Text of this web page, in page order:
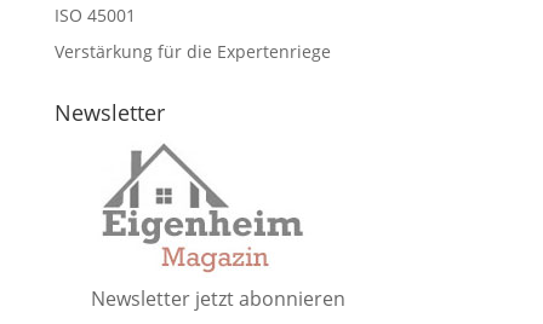
ISO 45001
Verstärkung für die Expertenriege
Newsletter
Newsletter jetzt abonnieren